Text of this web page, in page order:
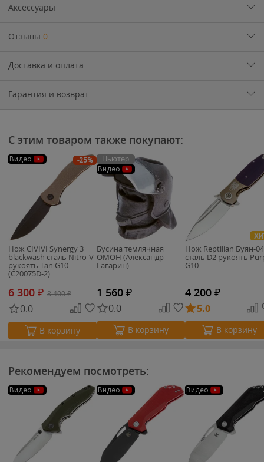
Аксессуары
Отзывы 0
Доставка и оплата
Гарантия и возврат
С этим товаром также покупают:
-25%
Видео
Нож CIVIVI Synergy 3
blackwash сталь Nitro-V
рукоять Tan G10
(C20075D-2)
6 300 ₽ 8 400₽
0.0
В корзину
Пьютер
Видео
Бусина темлячная
ОМОН (Александр
Гагарин)
1 560 ₽
0.0
В корзину
Нож Reptilian Буян-04
сталь D2 рукоять
G10
4 200 ₽
5.0
В корзину
Рекомендуем посмотреть:
Видео Видео Видео